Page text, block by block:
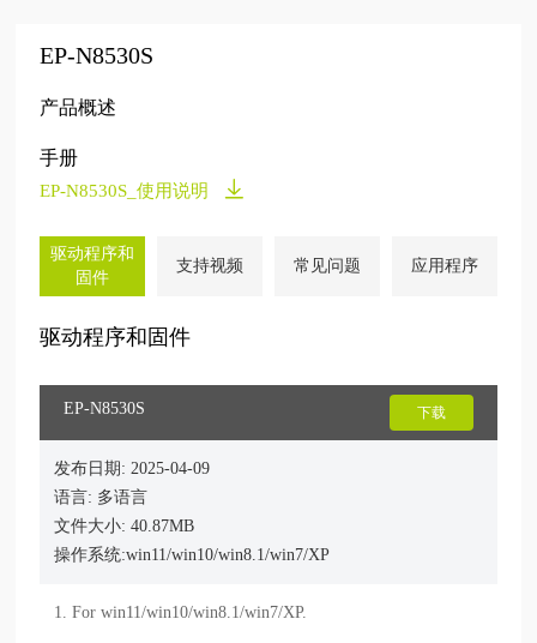
EP-N8530S
产品概述
手册
EP-N8530S_使用说明
驱动程序和
固件
支持视频 常见问题 应用程序
驱动程序和固件
EP-N8530S 下载
发布日期: 2025-04-09
语言: 多语言
文件大小: 40.87MB
操作系统:win11/win10/win8.1/win7/XP